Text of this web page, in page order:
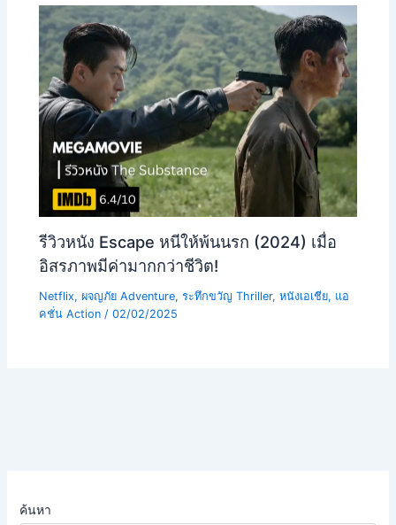
รีวิวหนัง Escape หนีให้พ้นนรก (2024) เมื่อ
อิสรภาพมีค่ามากกว่าชีวิต!
Netflix,ผจญภัย Adventure,ระทึกขวัญ Thriller,หนังเอเชีย, แอ
คชั่น Action /02/02/2025
ค้นหา